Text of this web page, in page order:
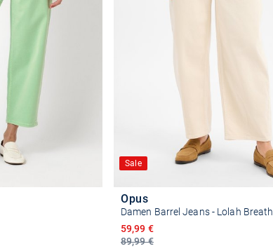
Sale
Opus
Damen Barrel Jeans - Lolah Breath
89,99 €
Ermäßigter Preis
59,99 €